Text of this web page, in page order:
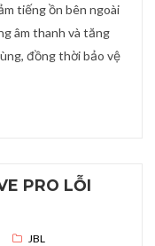
tiếng ồn bên ngoài
âm thanh và tăng
đồng thời bảo vệ
PRO LỖI
JBL